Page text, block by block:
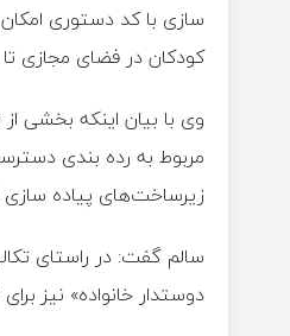
سازی با کد دستوری
کودکان در فضای مجازی
وی با بیان اینکه بخشی
مربوط به رده بندی
زیرساخت‌های پیاده سازی
سالم گفت: در راستای
دوستدار خانواده» نیز